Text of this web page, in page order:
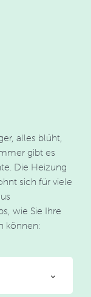
alles blüht,
gibt es
Die Heizung
sich für viele
wie Sie Ihre
können: